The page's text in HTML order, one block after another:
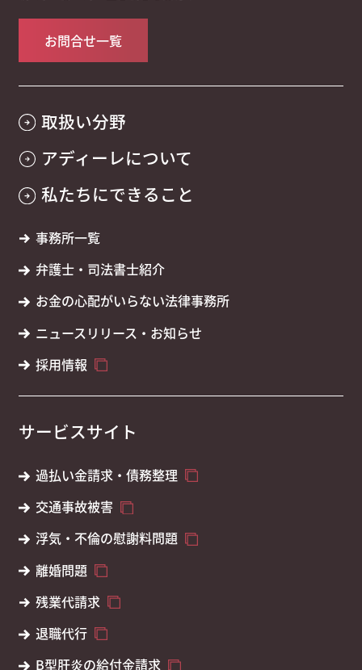
お問合せ一覧
取扱い分野
アディーレについて
私たちにできること
事務所一覧
弁護士・司法書士紹介
お金の心配がいらない法律事務所
ニュースリリース・お知らせ
採用情報
サービスサイト
過払い金請求・債務整理
交通事故被害
浮気・不倫の慰謝料問題
離婚問題
残業代請求
退職代行
B型肝炎の給付金請求